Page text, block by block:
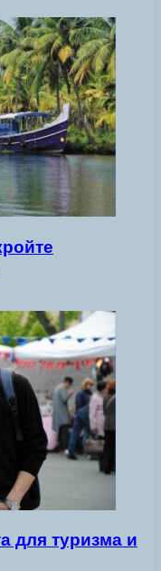
для туризма и